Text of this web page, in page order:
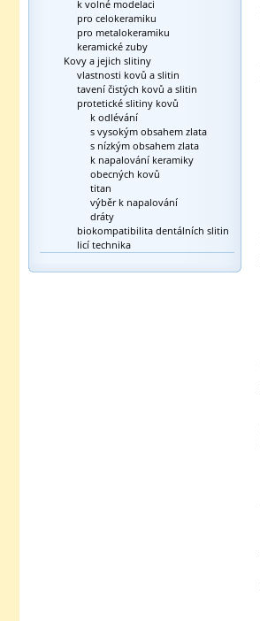
k volné modelaci
pro celokeramiku
pro metalokeramiku
keramické zuby
Kovy a jejich slitiny
vlastnosti kovů a slitin
tavení čistých kovů a slitin
protetické slitiny kovů
k odlévání
s vysokým obsahem zlata
s nízkým obsahem zlata
k napalování keramiky
obecných kovů
titan
výběr k napalování
dráty
biokompatibilita dentálních slitin
licí technika